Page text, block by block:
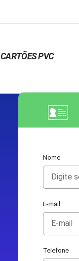
CARTÕES PVC
Nome
E-mail
Telefone